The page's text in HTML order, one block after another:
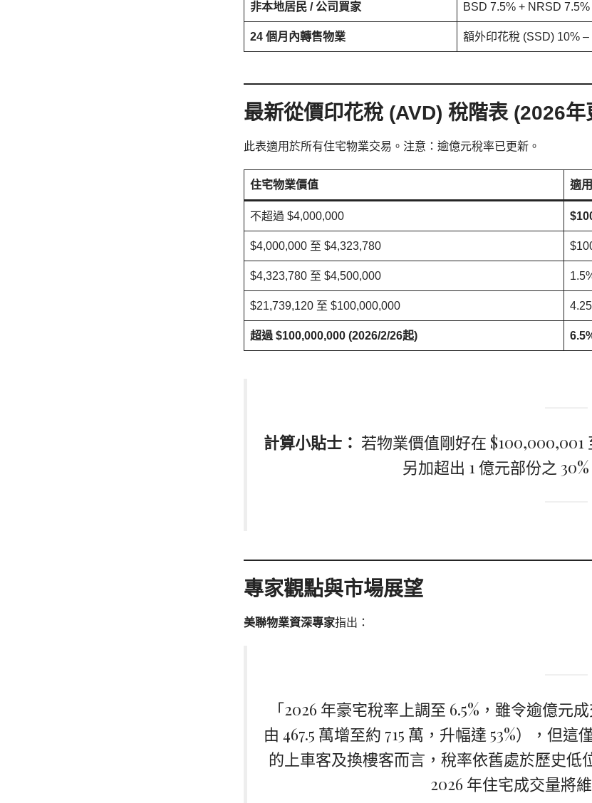
非本地居民 / 公司買家 BSD 7.5% + NRSD 7.5%
24 個月內轉售物業 額外印花稅 (SSD) 10% –
最新從價印花稅 (AVD) 稅階表 (2026年
此表適用於所有住宅物業交易。注意：逾億元稅率已更新。
住宅物業價值 適
不超過 $4,000,000
$4,000,000 至 $4,323,780
$4,323,780 至 $4,500,000
$21,739,120 至 $100,000,000
超過 $100,000,000 (2026/2/26起)
計算小貼士： 若物業價值剛好在 $100,000,001
另加超出 1 億元部份之
專家觀點與市場展望
美聯物業資深專家指出：
「2026 年豪宅稅率上調至 6.5%，雖令逾億元
由 467.5 萬增至約 715 萬，升幅達 53%），但這
的上車客及換樓客而言，稅率依舊處於歷史
2026 年住宅成交量將